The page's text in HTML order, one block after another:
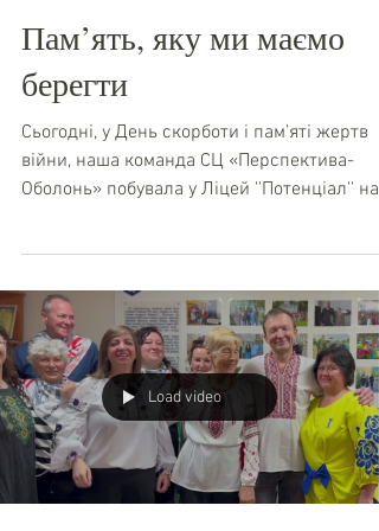
просто насолоджувалися дитинством.
Підтримка таких родин уже багато років є
важливою частиною роботи нашої команди
Load video
Пам’ять, яку ми маємо
Сьогодні, у День скорботи і пам’яті жертв
війни, наша команда СЦ «Перспектива-
Оболонь» побувала у Ліцей ''Потенціал'' на
заході, присвяченій пам’яті українських
захисників. Подія відбулася у нещодавно
відкритому Просторі української гідності,
створеному нашим давнім другом Олегом
Дурмасенком — батьком загиблого воїна,